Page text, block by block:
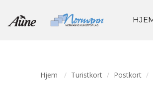
Hjem Turistkort Postkort